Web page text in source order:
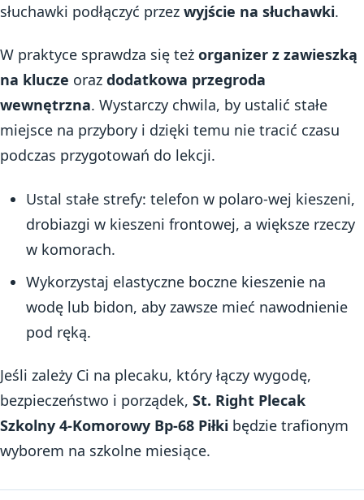
słuchawki podłączyć przez wyjście na słuchawki.
W praktyce sprawdza się też organizer z zawieszką
na klucze oraz dodatkowa przegroda
wewnętrzna. Wystarczy chwila, by ustalić stałe
miejsce na przybory i dzięki temu nie tracić czasu
podczas przygotowań do lekcji.
Ustal stałe strefy: telefon w polaro-wej kieszeni,
drobiazgi w kieszeni frontowej, a większe rzeczy
w komorach.
Wykorzystaj elastyczne boczne kieszenie na
wodę lub bidon, aby zawsze mieć nawodnienie
pod ręką.
Jeśli zależy Ci na plecaku, który łączy wygodę,
bezpieczeństwo i porządek, St. Right Plecak
Szkolny 4-Komorowy Bp-68 Piłki będzie trafionym
wyborem na szkolne miesiące.